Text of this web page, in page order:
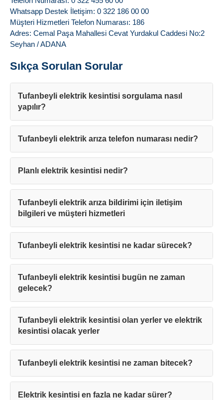
Whatsapp Destek İletişim: 0 322 186 00 00
Müşteri Hizmetleri Telefon Numarası: 186
Adres: Cemal Paşa Mahallesi Cevat Yurdakul Caddesi No:2
Seyhan / ADANA
Sıkça Sorulan Sorular
Tufanbeyli elektrik kesintisi sorgulama nasıl
yapılır?
Tufanbeyli elektrik arıza telefon numarası nedir?
Planlı elektrik kesintisi nedir?
Tufanbeyli elektrik arıza bildirimi için iletişim
bilgileri ve müşteri hizmetleri
Tufanbeyli elektrik kesintisi ne kadar sürecek?
Tufanbeyli elektrik kesintisi bugün ne zaman
gelecek?
Tufanbeyli elektrik kesintisi olan yerler ve elektrik
kesintisi olacak yerler
Tufanbeyli elektrik kesintisi ne zaman bitecek?
Elektrik kesintisi en fazla ne kadar sürer?